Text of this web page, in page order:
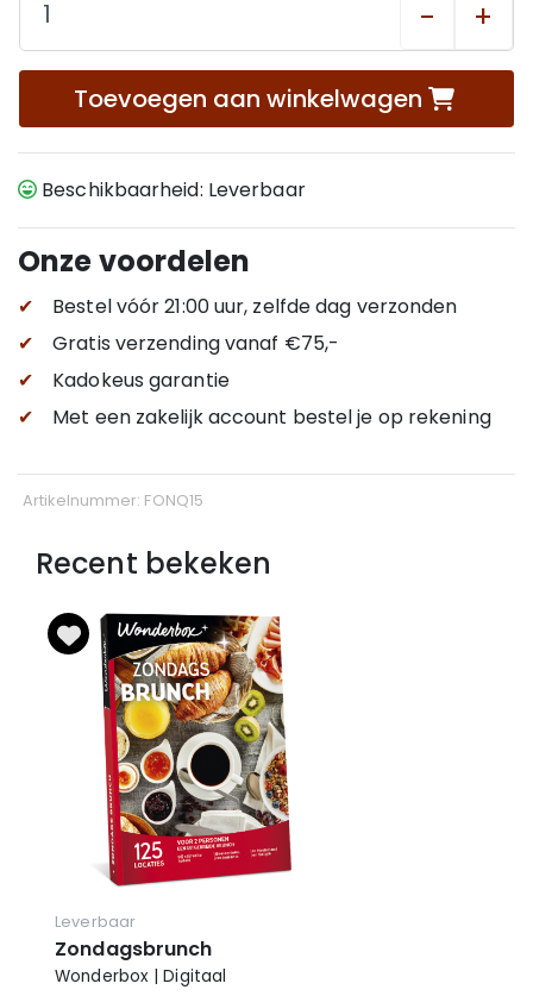
- +
Toevoegen aan winkelwagen
Beschikbaarheid: Leverbaar
Onze voordelen
✔
Bestel vóór 21:00 uur, zelfde dag verzonden
✔
Gratis verzendingvanaf €75,-
✔
Kadokeus garantie
✔
Met een zakelijk account bestel je op rekening
Artikelnummer: FONQ15
Recent bekeken
Leverbaar
Zondagsbrunch
Wonderbox | Digitaal